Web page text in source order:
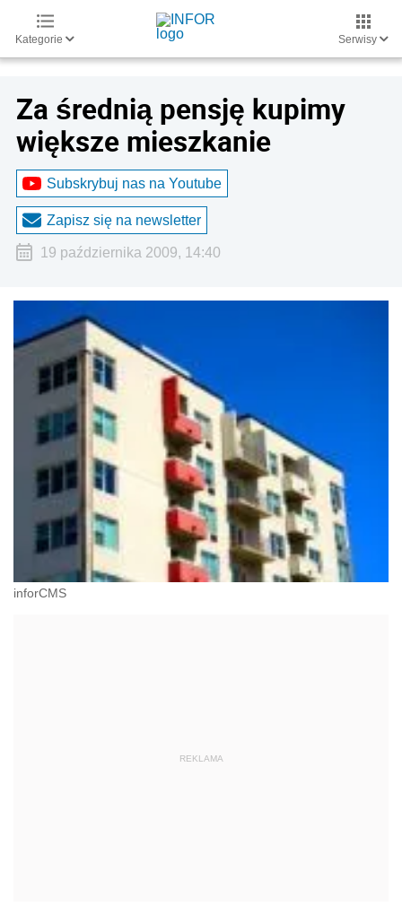
Kategorie Serwisy
Za średnią pensję kupimy
większe mieszkanie
Subskrybuj nas na Youtube
Zapisz się na newsletter
19 października 2009, 14:40
inforCMS